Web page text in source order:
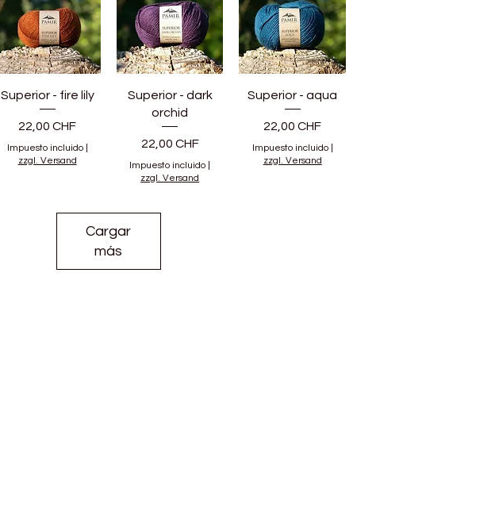
Superior - fire lily
Precio
22,00 CHF
Impuesto incluido|
zzgl. Versand
Superior - dark
orchid
Precio
22,00 CHF
Impuesto incluido
zzgl. Versand
Superior - aqua
Precio
22,00 CHF
Impuesto incluido|
zzgl. Versand
Cargar
más